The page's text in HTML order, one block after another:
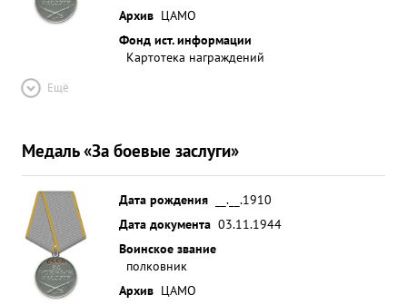
Архив ЦАМО
Фонд ист. информации
Картотека награждений
Ещё
Медаль «За боевые заслуги»
Дата рождения
__.__.1910
Дата документа 03.11.1944
Воинское звание
полковник
Архив ЦАМО